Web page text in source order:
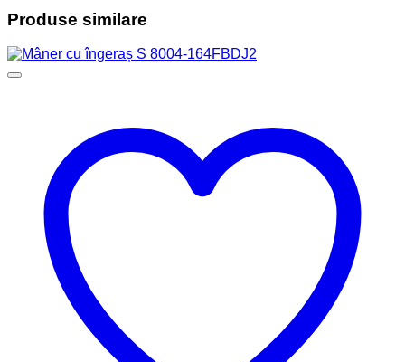
Produse similare